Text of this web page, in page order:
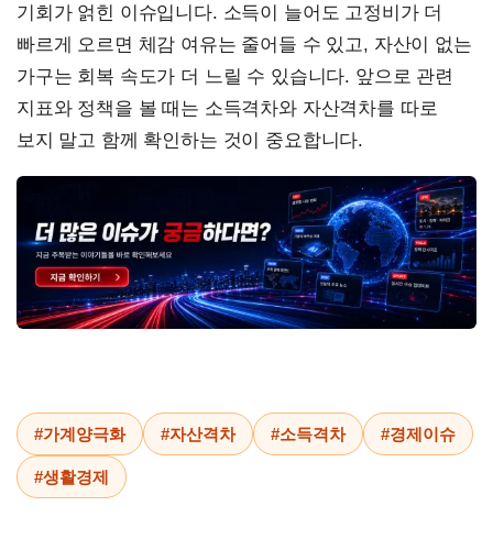
기회가 얽힌 이슈입니다. 소득이 늘어도 고정비가 더
빠르게 오르면 체감 여유는 줄어들 수 있고, 자산이 없는
가구는 회복 속도가 더 느릴 수 있습니다. 앞으로 관련
지표와 정책을 볼 때는 소득격차와 자산격차를 따로
보지 말고 함께 확인하는 것이 중요합니다.
#가계양극화 #자산격차 #소득격차 #경제이슈
#생활경제